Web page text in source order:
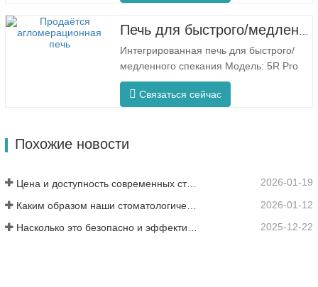
отличается максимальной скоростью
нагрева 200 °C/минуту, а круговой
нагрев на 360° обеспечивает
равномерную температуру и
стабильные…
Печь для быстрого/медленного спекания зубных протезов Glorious
Интегрированная печь для быстрого/
медленного спекания Модель: 5R Pro
Новая стоматологическая спекающая
печь специально разработана для
интеллектуален и эффективен,
Связаться сейчас
Похожие новости
Цена и доступность современных стоматологических решений 2026-01-19
2026-01-12
2025-12-22